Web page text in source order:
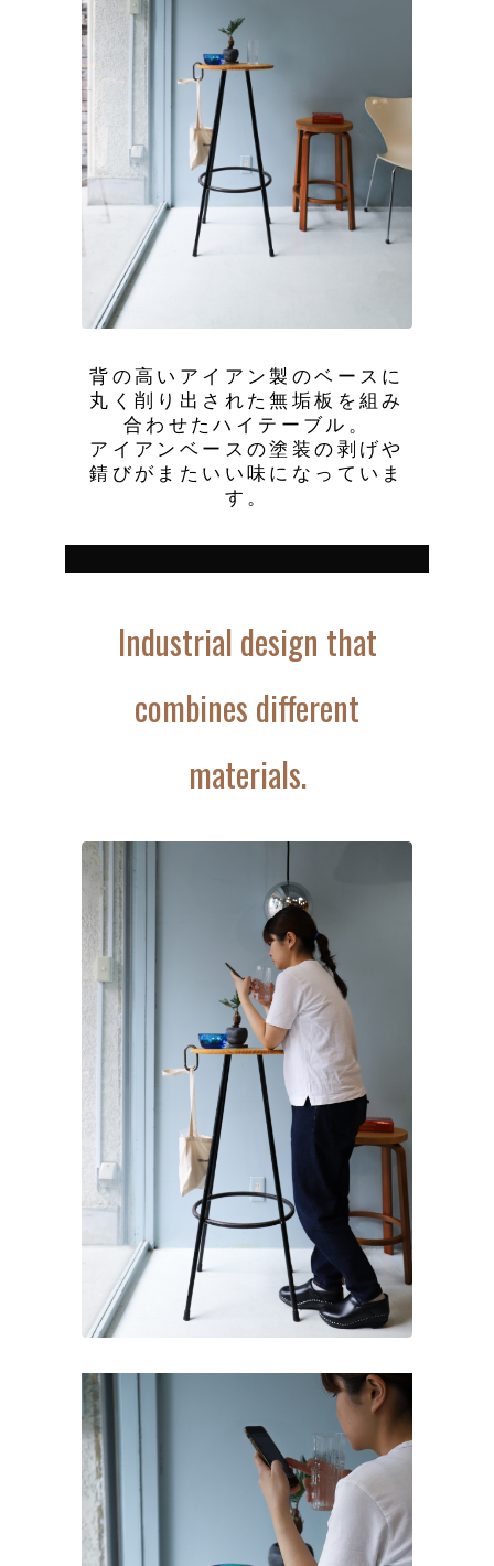
背の高いアイアン製のベースに
丸く削り出された無垢板を組み
合わせたハイテーブル。
アイアンベースの塗装の剥げや
錆びがまたいい味になっていま
す。
Industrial design that
combines different
materials.